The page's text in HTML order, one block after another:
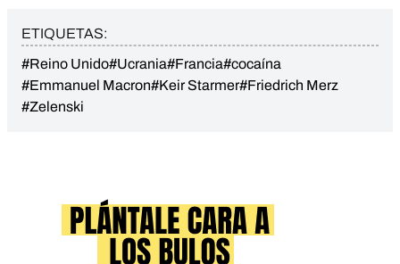
ETIQUETAS:
#Reino Unido#Ucrania#Francia#cocaína
#Emmanuel Macron#Keir Starmer#Friedrich Merz
#Zelenski